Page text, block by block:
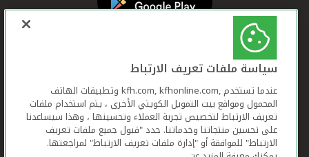
سياسة ملفات تعريف الارتباط
عندما تستخدم ,kfh.com, kfhonline.com وتطبيقات الهاتف
المحمول ومواقع بيت التمويل الكويتي الأخرى ، يتم استخدام ملفات
تعريف الارتباط لتخصيص تجربة العملاء وتحسينها ، وهذا سيساعدنا
على تحسين منتجاتنا وخدماتنا. حدد "قبول جميع ملفات تعريف
الارتباط" للموافقة أو "إدارة ملفات تعريف الارتباط" لمراجعتها.